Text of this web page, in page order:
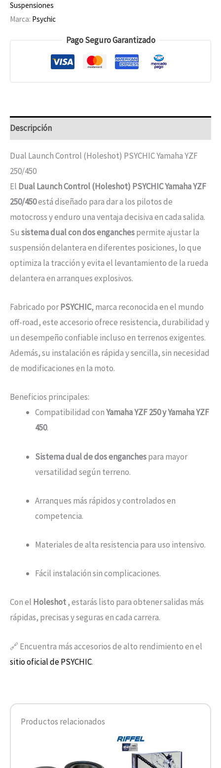
Suspensiones
Marca: Psychic
Pago Seguro Garantizado
Descripción
Dual Launch Control (Holeshot) PSYCHIC Yamaha YZF
250/450
El Dual Launch Control (Holeshot) PSYCHIC Yamaha YZF
250/450está diseñado para dar a los pilotos de
motocross y enduro una ventaja decisiva en cada salida.
Su sistema dual con dos enganchespermite ajustar la
suspensión delantera en diferentes posiciones, lo que
optimiza la tracción y evita el levantamiento de la rueda
delantera en arranques explosivos.
Fabricado porPSYCHIC, marca reconocida en el mundo
off-road, este accesorio ofrece resistencia, durabilidad y
un desempeño confiable incluso en terrenos exigentes.
Además, su instalación es rápida y sencilla, sin necesidad
de modificaciones en la moto.
Beneficios principales:
Compatibilidad conYamaha YZF 250 y Yamaha YZF
450.
Sistema dual de dos enganchespara mayor
versatilidad según terreno.
Arranques más rápidos y controlados en
competencia.
Materiales de alta resistencia para uso intensivo.
Fácil instalación sin complicaciones.
Con el Holeshot, estarás listo para obtener salidas más
rápidas, precisas y seguras en cada carrera.
🔗 Encuentra más accesorios de alto rendimiento en el
sitio oficial de PSYCHIC.
Productos relacionados